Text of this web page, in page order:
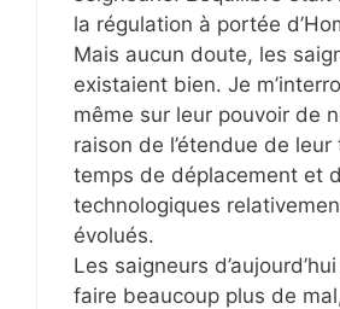
la régulation à portée
Mais aucun doute, les
existaient bien. Je
même sur leur pouvoir de
raison de l’étendue de
temps de déplacement et
technologiques
évolués.
Les saigneurs
faire beaucoup plus de